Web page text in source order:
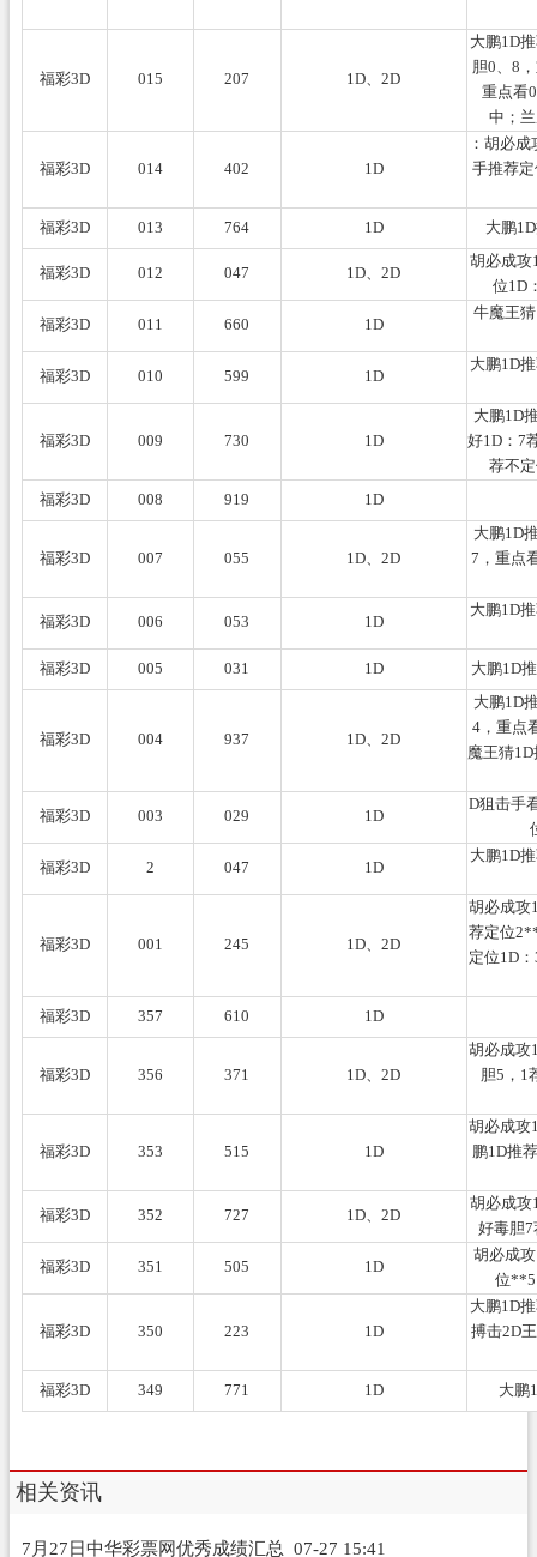
福彩3D 015 207 1D、2D
大鹏1D
胆0、8
重点看
中；
福彩3D 014 402 1D
：胡必
手推荐
福彩3D 013 764 1D 大鹏
福彩3D 012 047 1D、2D
胡必成攻
位1D
福彩3D 011 660 1D
牛魔王
福彩3D 010 599 1D
大鹏1D
福彩3D 009 730 1D
大鹏1D
好1D：7
荐不
福彩3D
008 919 1D
福彩3D 007 055 1D、2D
大鹏1D
7，重点
福彩3D 006 053 1D
大鹏1D
福彩3D 005 031 1D 大鹏1D
福彩3D 004 937 1D、2D
大鹏1D
4，重点
魔王猜
福彩3D 003 029 1D
D狙击手
福彩3D 2 047 1D
大鹏1D
福彩3D 001 245 1D、2D
胡必成攻
荐定位
定位1D
福彩3D 357 610 1D
福彩3D 356 371 1D、2D
胡必成攻
胆5，1
福彩3D 353 515 1D
胡必成攻
鹏1D推
福彩3D 352 727 1D、2D
胡必成攻
好毒胆7
福彩3D 351 505 1D
胡必成
位**5
福彩3D 350 223 1D
大鹏1D
搏击2D
福彩3D 349 771 1D 大鹏
相关资讯
7月27日中华彩票网优秀成绩汇总 07-27 15:41